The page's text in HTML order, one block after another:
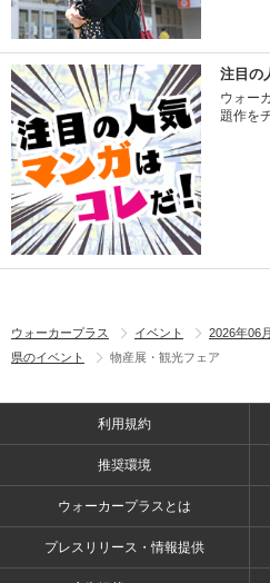
注目の
ウォー
題作を
ウォーカープラス イベント 2026年06月
県のイベント
物産展・観光フェア
利用規約
推奨環境
ウォーカープラスとは
プレスリリース・情報提供